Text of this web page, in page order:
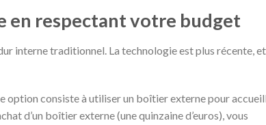
en respectant votre budget
interne traditionnel. La technologie est plus récente,
option consiste à utiliser un boîtier externe pour
d’un boîtier externe (une quinzaine d’euros), vous